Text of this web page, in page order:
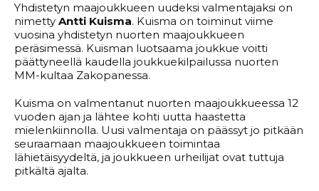
Yhdistetyn maajoukkueen uudeksi valmentajaksi on
nimetty Antti Kuisma. Kuisma on toiminut viime
vuosina yhdistetyn nuorten maajoukkueen
peräsimessä. Kuisman luotsaama joukkue voitti
päättyneellä kaudella joukkuekilpailussa nuorten
MM-kultaa Zakopanessa.
Kuisma on valmentanut nuorten maajoukkueessa 12
vuoden ajan ja lähtee kohti uutta haastetta
mielenkiinnolla. Uusi valmentaja on päässyt jo pitkään
seuraamaan maajoukkueen toimintaa
lähietäisyydeltä, ja joukkueen urheilijat ovat tuttuja
pitkältä ajalta.